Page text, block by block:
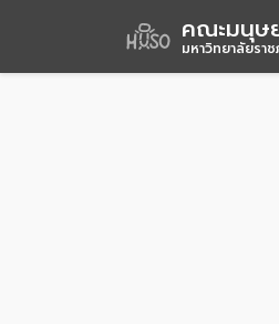
คณะมนุษ
มหาวิทยาลัยรา